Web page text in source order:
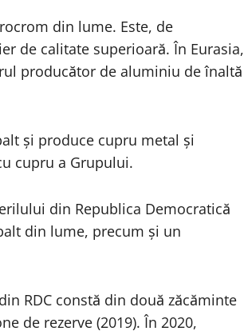
din lume. Este, de
de calitate superioară. În Eurasia,
producător de aluminiu de înaltă
și produce cupru metal și
cupru a Grupului.
din Republica Democratică
din lume, precum și un
RDC constă din două zăcăminte
de rezerve (2019). În 2020,